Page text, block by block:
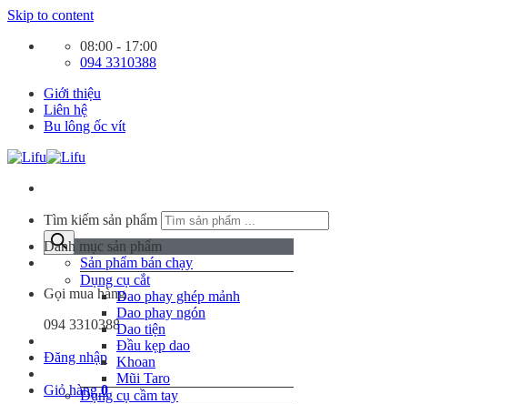
Skip to content
08:00 - 17:00
094 3310388
Giới thiệu
Liên hệ
Bu lông ốc vít
Tìm kiếm sản phẩm
Gọi mua hàng
094 3310388
Đăng nhập
Giỏ hàng0
Danh mục sản phẩm
Sản phẩm bán chạy
Dụng cụ cắt
Dao phay ghép mảnh
Dao phay ngón
Dao tiện
Đầu kẹp dao
Khoan
Mũi Taro
Dụng cụ cầm tay